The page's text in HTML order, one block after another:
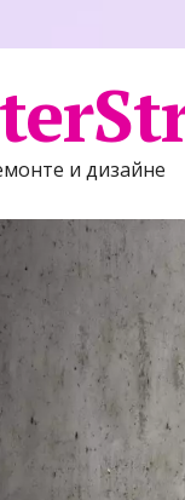
и дизайне